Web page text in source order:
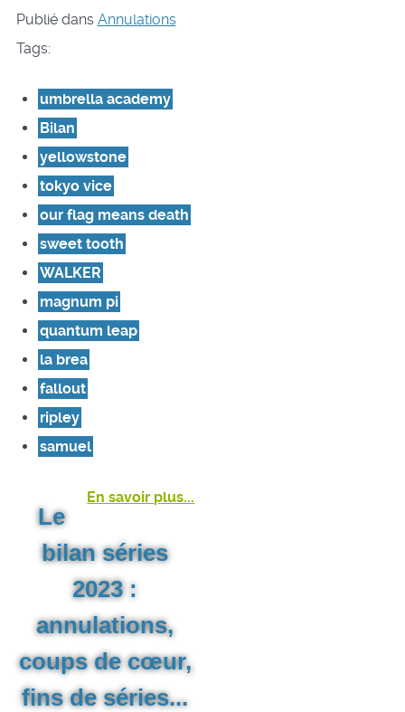
Publié dans Annulations
Tags:
umbrella academy
Bilan
yellowstone
tokyo vice
our flag means death
sweet tooth
WALKER
magnum pi
quantum leap
la brea
fallout
ripley
samuel
En savoir plus...
Le
bilan séries
2023 :
annulations,
coups de cœur,
fins de séries...